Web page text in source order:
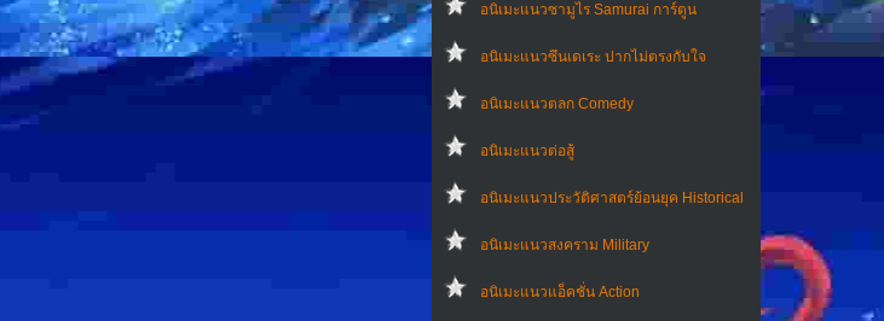
อนิเมะแนวซามูไร Samurai การ์ตูน
อนิเมะแนวซึนเดเระ ปากไม่ตรงกับใจ
อนิเมะแนวตลก Comedy
อนิเมะแนวต่อสู้
อนิเมะแนวประวัติศาสตร์ย้อนยุค Historical
อนิเมะแนวสงคราม Military
อนิเมะแนวแอ็คชั่น Action